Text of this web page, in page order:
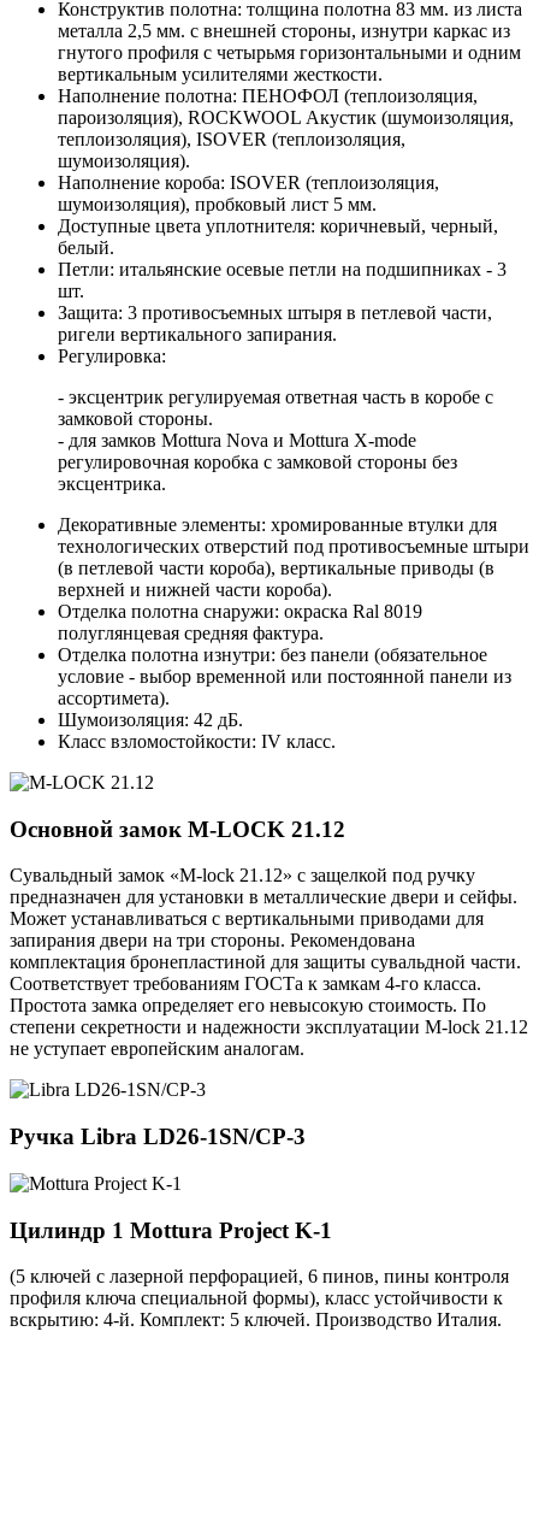
Конструктив полотна: толщина полотна 83 мм. из листа
металла 2,5 мм. с внешней стороны, изнутри каркас из
гнутого профиля с четырьмя горизонтальными и одним
вертикальным усилителями жесткости.
Наполнение полотна: ПЕНОФОЛ (теплоизоляция,
пароизоляция), ROCKWOOL Акустик (шумоизоляция,
теплоизоляция), ISOVER (теплоизоляция,
шумоизоляция).
Наполнение короба: ISOVER (теплоизоляция,
шумоизоляция), пробковый лист 5 мм.
Доступные цвета уплотнителя: коричневый, черный,
белый.
Петли: итальянские осевые петли на подшипниках - 3
шт.
Защита: 3 противосъемных штыря в петлевой части,
ригели вертикального запирания.
Регулировка:
- эксцентрик регулируемая ответная часть в коробе с
замковой стороны.
- для замков Mottura Nova и Mottura X-mode
регулировочная коробка с замковой стороны без
эксцентрика.
Декоративные элементы: хромированные втулки для
технологических отверстий под противосъемные штыри
(в петлевой части короба), вертикальные приводы (в
верхней и нижней части короба).
Отделка полотна снаружи: окраска Ral 8019
полуглянцевая средняя фактура.
Отделка полотна изнутри: без панели (обязательное
условие - выбор временной или постоянной панели из
ассортимета).
Шумоизоляция: 42 дБ.
Класс взломостойкости: IV класс.
Основной замок M-LOCK 21.12
Сувальдный замок «M-lock 21.12» с защелкой под ручку
предназначен для установки в металлические двери и сейфы.
Может устанавливаться с вертикальными приводами для
запирания двери на три стороны. Рекомендована
комплектация бронепластиной для защиты сувальдной части.
Соответствует требованиям ГОСТа к замкам 4-го класса.
Простота замка определяет его невысокую стоимость. По
степени секретности и надежности эксплуатации M-lock 21.12
не уступает европейским аналогам.
Ручка Libra LD26-1SN/CP-3
Цилиндр 1 Mottura Project K-1
(5 ключей с лазерной перфорацией, 6 пинов, пины контроля
профиля ключа специальной формы), класс устойчивости к
вскрытию: 4-й. Комплект: 5 ключей. Производство Италия.